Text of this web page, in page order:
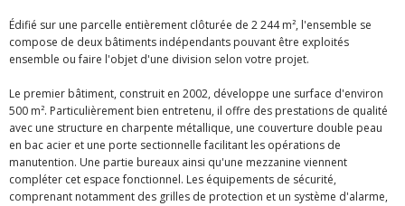
Édifié sur une parcelle entièrement clôturée de 2 244 m², l'ensemble se
compose de deux bâtiments indépendants pouvant être exploités
ensemble ou faire l'objet d'une division selon votre projet.
Le premier bâtiment, construit en 2002, développe une surface d'environ
500 m². Particulièrement bien entretenu, il offre des prestations de qualité
avec une structure en charpente métallique, une couverture double peau
en bac acier et une porte sectionnelle facilitant les opérations de
manutention. Une partie bureaux ainsi qu'une mezzanine viennent
compléter cet espace fonctionnel. Les équipements de sécurité,
comprenant notamment des grilles de protection et un système d'alarme,